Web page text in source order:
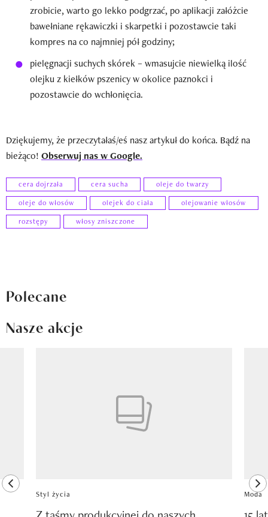
zrobicie, warto go lekko podgrzać, po aplikacji załóżcie
bawełniane rękawiczki i skarpetki i pozostawcie taki
kompres na co najmniej pół godziny;
pielęgnacji suchych skórek – wmasujcie niewielką ilość
olejku z kiełków pszenicy w okolice paznokci i
pozostawcie do wchłonięcia.
Dziękujemy, że przeczytałaś/eś nasz artykuł do końca. Bądź na
bieżąco! Obserwuj nas w Google.
cera dojrzała cera sucha
oleje do twarzy
oleje do włosów
olejek do ciała
olejowanie włosów
rozstępy
włosy zniszczone
Polecane
Nasze akcje
previous element
Styl życia Moda